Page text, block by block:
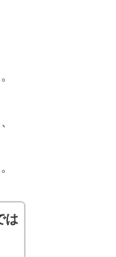
。
は